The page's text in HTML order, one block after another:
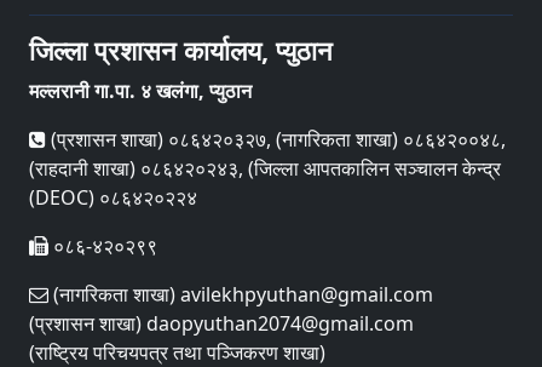
जिल्ला प्रशासन कार्यालय, प्युठान
मल्लरानी गा.पा. ४ खलंगा, प्युठान
(प्रशासन शाखा) ०८६४२०३२७, (नागरिकता शाखा) ०८६४२००४८,
(राहदानी शाखा) ०८६४२०२४३, (जिल्ला आपतकालिन सञ्चालन केन्द्र
(DEOC) ०८६४२०२२४
०८६-४२०२९९
(नागरिकता शाखा) avilekhpyuthan@gmail.com
(प्रशासन शाखा) daopyuthan2074@gmail.com
(राष्ट्रिय परिचयपत्र तथा पञ्‍जिकरण शाखा)